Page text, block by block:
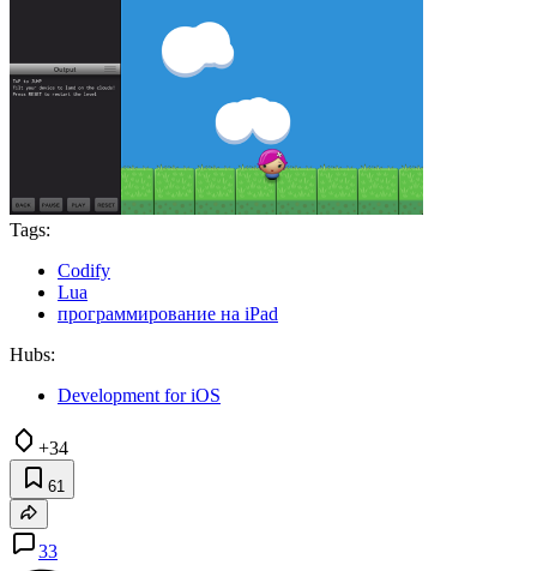
Tags:
Codify
Lua
программирование на iPad
Hubs:
Development for iOS
+34
61
33